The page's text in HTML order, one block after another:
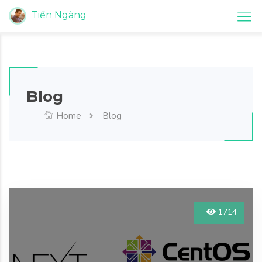
Tiến Ngàng
Blog
Home Blog
1714